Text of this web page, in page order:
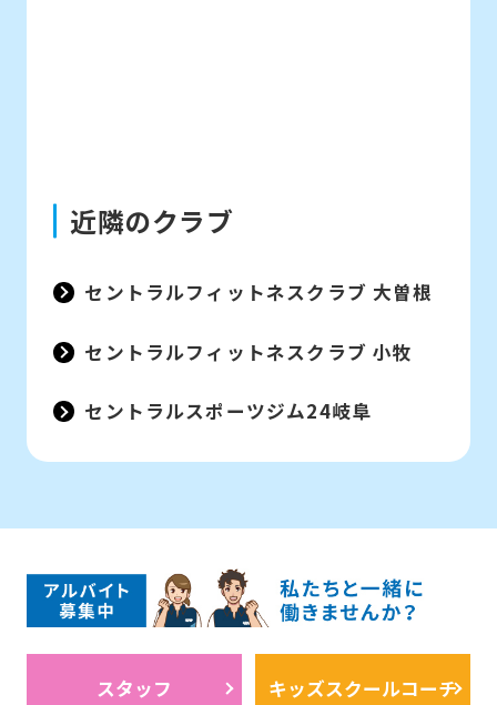
近隣のクラブ
セントラルフィットネスクラブ 大曽根
セントラルフィットネスクラブ 小牧
セントラルスポーツジム24岐阜
スタッフ キッズスクールコーチ